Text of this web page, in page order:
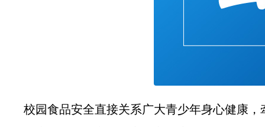
校园食品安全直接关系广大青少年身心健康